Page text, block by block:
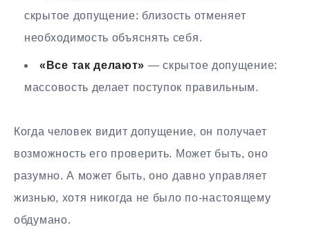
скрытое допущение: близость отменяет
необходимость объяснять себя.
«Все так делают» — скрытое допущение:
массовость делает поступок правильным.
Когда человек видит допущение, он получает
возможность его проверить. Может быть, оно
разумно. А может быть, оно давно управляет
жизнью, хотя никогда не было по-настоящему
обдумано.